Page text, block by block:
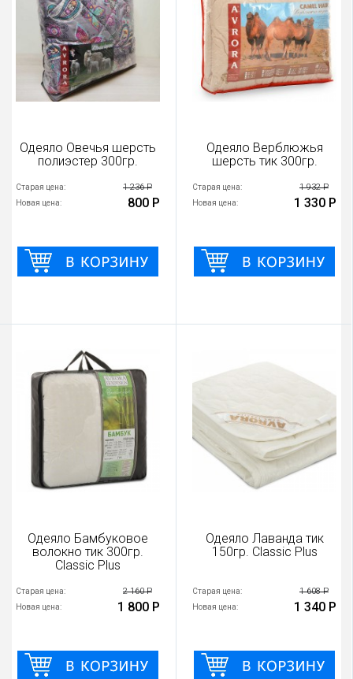
Одеяло Овечья шерсть
полиэстер 300гр.
Старая цена: 1 236 Р
Новая цена: 800 Р
Одеяло Верблюжья
шерсть тик 300гр.
Старая цена: 1 932 Р
Новая цена: 1 330 Р
Одеяло Бамбуковое
волокно тик 300гр.
Classic Plus
Старая цена: 2 160 Р
Новая цена: 1 800 Р
Одеяло Лаванда тик
150гр. Classic Plus
Старая цена: 1 608 Р
Новая цена: 1 340 Р